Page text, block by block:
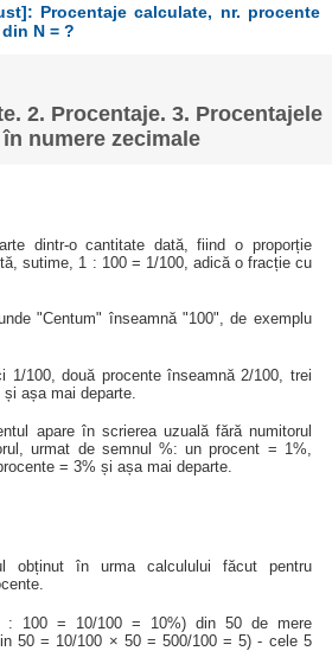
Procentaje calculate, nr. procente
N = ?
2. Procentaje. 3. Procentajele
numere zecimale
dintr-o cantitate dată, fiind o proporție
sutime, 1 : 100 = 1/100, adică o fracție cu
"Centum" înseamnă "100", de exemplu
1/100, două procente înseamnă 2/100, trei
așa mai departe.
apare în scrierea uzuală fără numitorul
urmat de semnul %: un procent = 1%,
= 3% și așa mai departe.
obținut în urma calculului făcut pentru
: 100 = 10/100 = 10%) din 50 de mere
50 = 10/100 × 50 = 500/100 = 5) - cele 5